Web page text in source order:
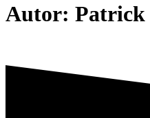
Autor: Patrick